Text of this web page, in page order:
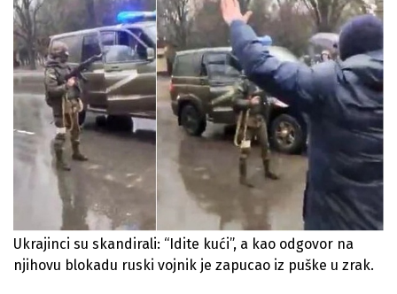
Ukrajinci su skandirali: “Idite kući”, a kao odgovor na
njihovu blokadu ruski vojnik je zapucao iz puške u zrak.